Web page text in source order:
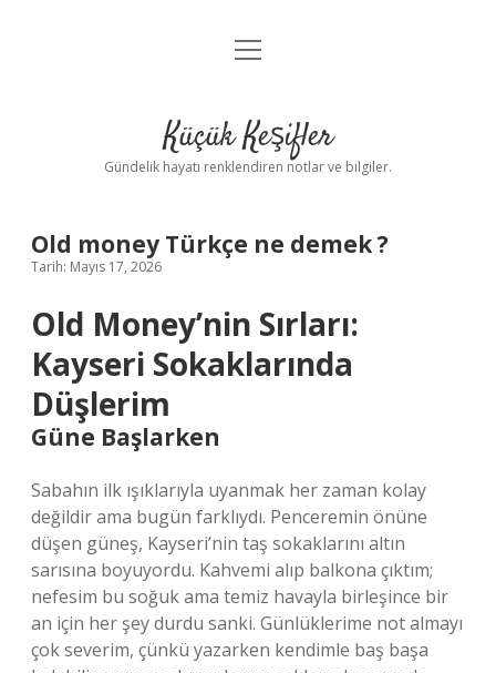
Anasayfa
Yasal Uyarı
menüyü
Küçük Keşifler
Gündelik hayatı renklendiren notlar ve bilgiler.
Old money Türkçe ne demek ?
Tarih: Mayıs 17, 2026
Old Money’nin Sırları:
Kayseri Sokaklarında
Düşlerim
Güne Başlarken
Sabahın ilk ışıklarıyla uyanmak her zaman kolay
değildir ama bugün farklıydı. Penceremin önüne
düşen güneş, Kayseri’nin taş sokaklarını altın
sarısına boyuyordu. Kahvemi alıp balkona çıktım;
nefesim bu soğuk ama temiz havayla birleşince bir
an için her şey durdu sanki. Günlüklerime not almayı
çok severim, çünkü yazarken kendimle baş başa